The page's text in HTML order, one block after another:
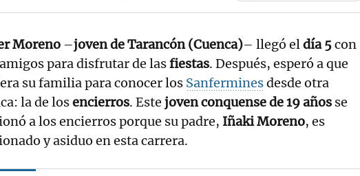
Moreno –joven de Tarancón (Cuenca)– llegó eldía 5con
para disfrutar de lasfiestas. Después, esperó a que
su familia para conocer los Sanferminesdesde otra
la de losencierros. Este joven conquense de 19 años se
a los encierros porque su padre, Iñaki Moreno, es
y asiduo en esta carrera.